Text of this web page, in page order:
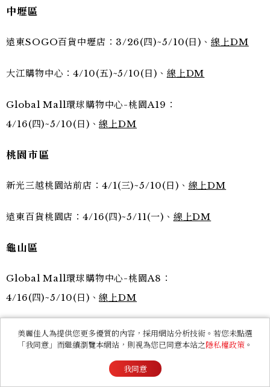
中壢區
遠東SOGO百貨中壢店：3/26(四)~5/10(日)、線上DM
大江購物中心：4/10(五)~5/10(日)、 線上DM
Global Mall環球購物中心-桃園A19：
4/16(四)~5/10(日)、線上DM
桃園市區
新光三越桃園站前店：4/1(三)~5/10(日)、 線上DM
遠東百貨桃園店：4/16(四)~5/11(一)、 線上DM
龜山區
Global Mall環球購物中心-桃園A8：
4/16(四)~5/10(日)、線上DM
新竹市區
遠東SOGO百貨新竹店：3/26(四)~5/10(日)、
美麗佳人為提供您更多優質的內容，採用網站分析技術。若您未點選
「我同意」而繼續瀏覽本網站，則視為您已同意本站之隱私權政策 。
我同意